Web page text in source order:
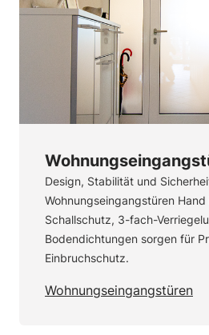
Design, Stabilität und
Wohnungseingangstüren Hand
Schallschutz, 3-fach-
Bodendichtungen sorgen für
Einbruchschutz.
Wohnungseingangstüren